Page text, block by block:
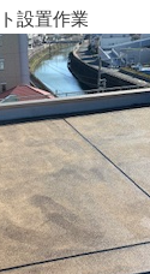
設置作業